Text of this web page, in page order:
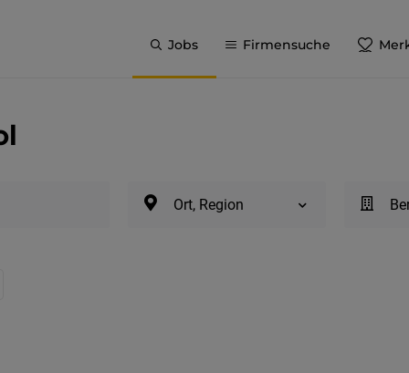
Jobs Firmensuche
Ort, Region